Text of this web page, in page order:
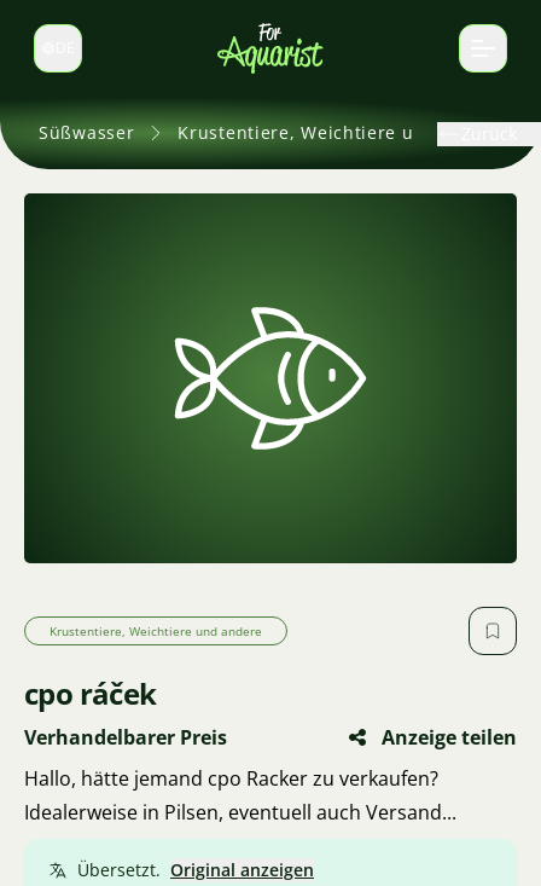
Sprache wechseln
Süßwasser Krustentiere, Weichtiere und andere
Krustentiere, Weichtiere und andere
cpo ráček
Verhandelbarer Preis
Anzeige teilen
Hallo, hätte jemand cpo Racker zu verkaufen?
Idealerweise in Pilsen, eventuell auch Versand...
Übersetzt. Original anzeigen